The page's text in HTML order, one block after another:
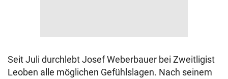
Seit Juli durchlebt Josef Weberbauer bei Zweitligist
Leoben alle möglichen Gefühlslagen. Nach seinem